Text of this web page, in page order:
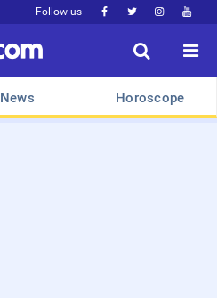
Follow us    


News Horoscope